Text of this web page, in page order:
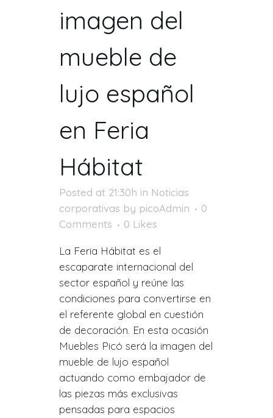
imagen del
mueble de
lujo español
en Feria
Hábitat
Posted at 21:30h in Noticias
corporativas by picoAdmin
0
Comments
0 Likes
La Feria Hábitat es el
escaparate internacional del
sector español y reúne las
condiciones para convertirse en
el referente global en cuestión
de decoración. En esta ocasión
Muebles Picó será la imagen del
mueble de lujo español
actuando como embajador de
las piezas más exclusivas
pensadas para espacios